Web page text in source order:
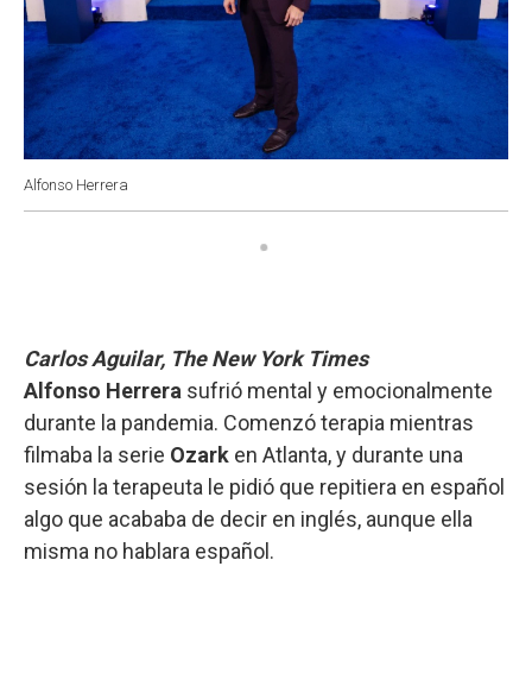
Alfonso Herrera
Carlos Aguilar, The New York Times
Alfonso Herrera sufrió mental y emocionalmente
durante la pandemia. Comenzó terapia mientras
filmaba la serie Ozark en Atlanta, y durante una
sesión la terapeuta le pidió que repitiera en español
algo que acababa de decir en inglés, aunque ella
misma no hablara español.